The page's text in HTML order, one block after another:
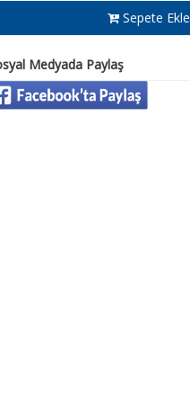
Sepete Ekle
Medyada Paylaş